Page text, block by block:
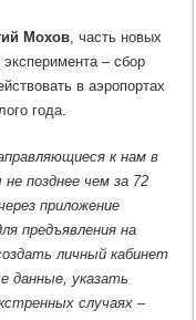
Мохов, часть новых
– сбор
в аэропортах
года.
к нам в
позднее чем за 72
приложение
предъявления на
личный кабинет
данные, указать
случаях –